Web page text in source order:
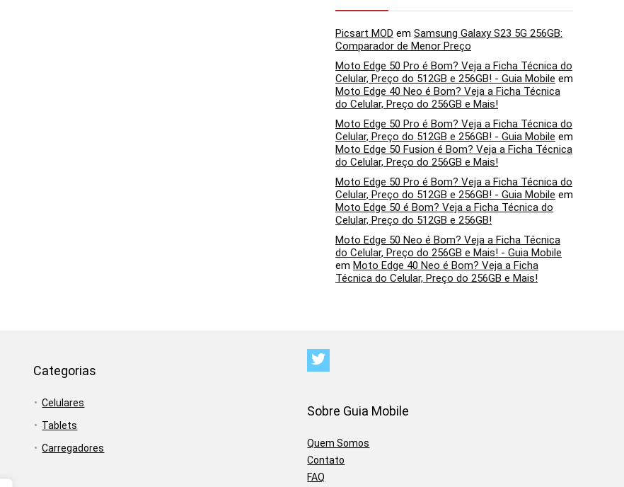
Picsart MOD em Samsung Galaxy S23 5G 256GB:
Comparador de Menor Preço
Moto Edge 50 Pro é Bom? Veja a Ficha Técnica do
Celular, Preço do 512GB e 256GB! - Guia Mobile em
Moto Edge 40 Neo é Bom? Veja a Ficha Técnica
do Celular, Preço do 256GB e Mais!
Moto Edge 50 Pro é Bom? Veja a Ficha Técnica do
Celular, Preço do 512GB e 256GB! - Guia Mobile em
Moto Edge 50 Fusion é Bom? Veja a Ficha Técnica
do Celular, Preço do 256GB e Mais!
Moto Edge 50 Pro é Bom? Veja a Ficha Técnica do
Celular, Preço do 512GB e 256GB! - Guia Mobile em
Moto Edge 50 é Bom? Veja a Ficha Técnica do
Celular, Preço do 512GB e 256GB!
Moto Edge 50 Neo é Bom? Veja a Ficha Técnica
do Celular, Preço do 256GB e Mais! - Guia Mobile
em Moto Edge 40 Neo é Bom? Veja a Ficha
Técnica do Celular, Preço do 256GB e Mais!
Categorias
Celulares
Tablets
Carregadores
Sobre Guia Mobile
Quem Somos
Contato
FAQ